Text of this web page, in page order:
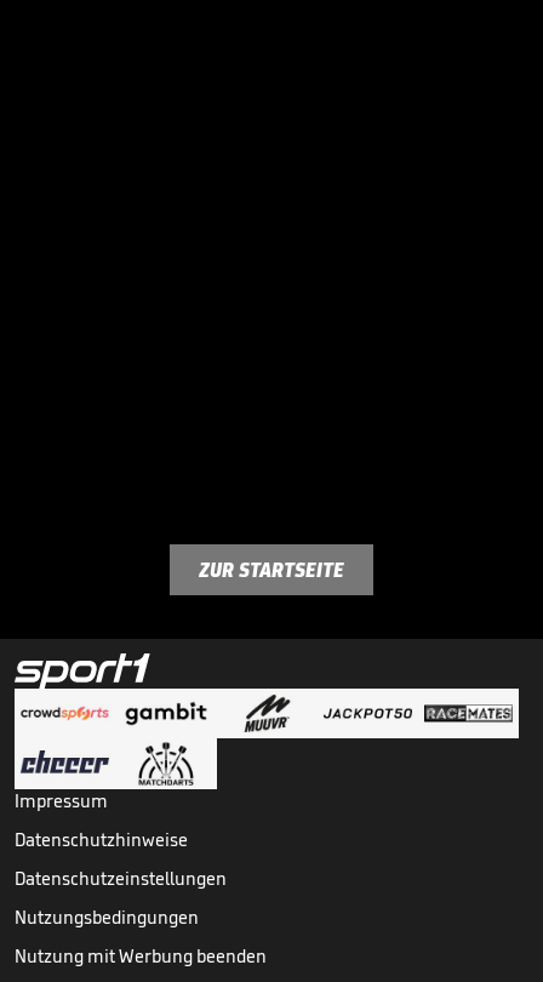
ZUR STARTSEITE
Impressum
Datenschutzhinweise
Datenschutzeinstellungen
Nutzungsbedingungen
Nutzung mit Werbung beenden